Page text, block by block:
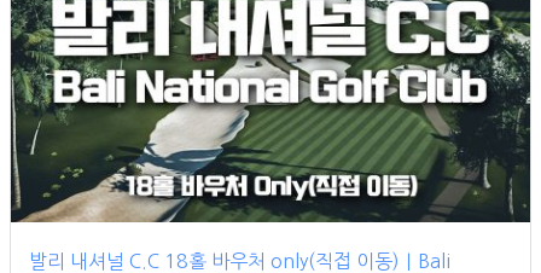
발리 내셔널 C.C 18홀 바우처 only(직접 이동)｜Bali